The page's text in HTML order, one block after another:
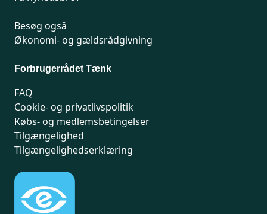
Besøg også
Økonomi- og gældsrådgivning
Forbrugerrådet Tænk
FAQ
Cookie- og privatlivspolitik
Købs- og medlemsbetingelser
Tilgængelighed
Tilgængelighedserklæring